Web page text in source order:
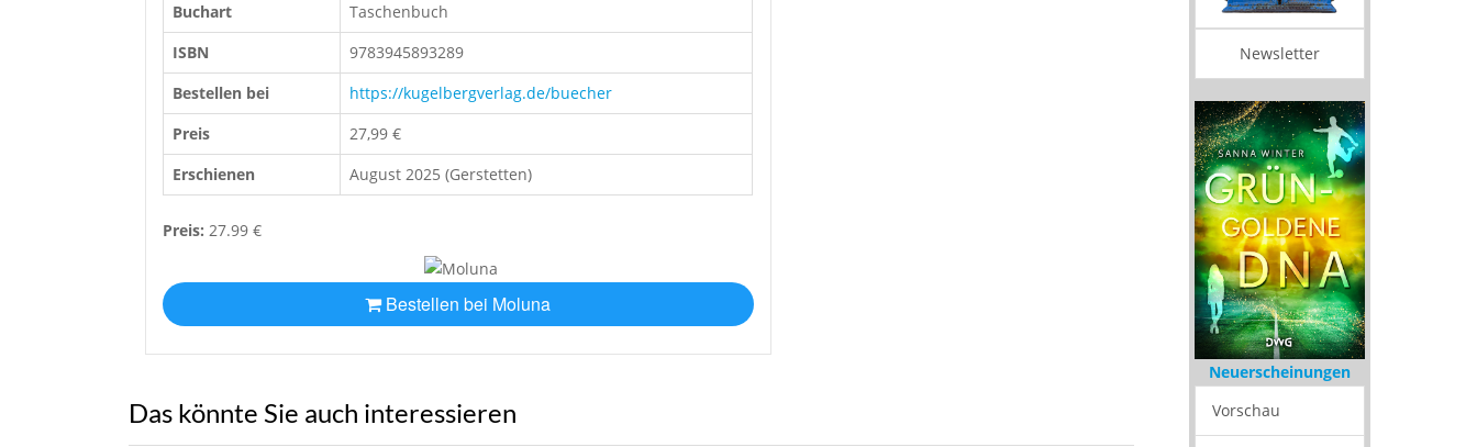
Buchart
Taschenbuch
ISBN
9783945893289
Bestellen bei
https://kugelbergverlag.de/buecher
Preis
27,99 €
Erschienen
August 2025 (Gerstetten)
Preis: 27.99 €
Bestellen bei Moluna
Das könnte Sie auch interessieren
Newsletter
Neuerscheinungen
Vorschau